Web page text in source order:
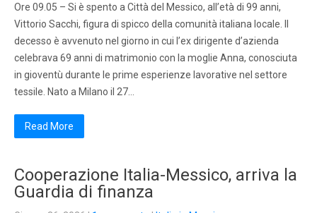
Ore 09.05 – Si è spento a Città del Messico, all’età di 99 anni,
Vittorio Sacchi, figura di spicco della comunità italiana locale. Il
decesso è avvenuto nel giorno in cui l’ex dirigente d’azienda
celebrava 69 anni di matrimonio con la moglie Anna, conosciuta
in gioventù durante le prime esperienze lavorative nel settore
tessile. Nato a Milano il 27…
Read More
Cooperazione Italia-Messico, arriva la
Guardia di finanza